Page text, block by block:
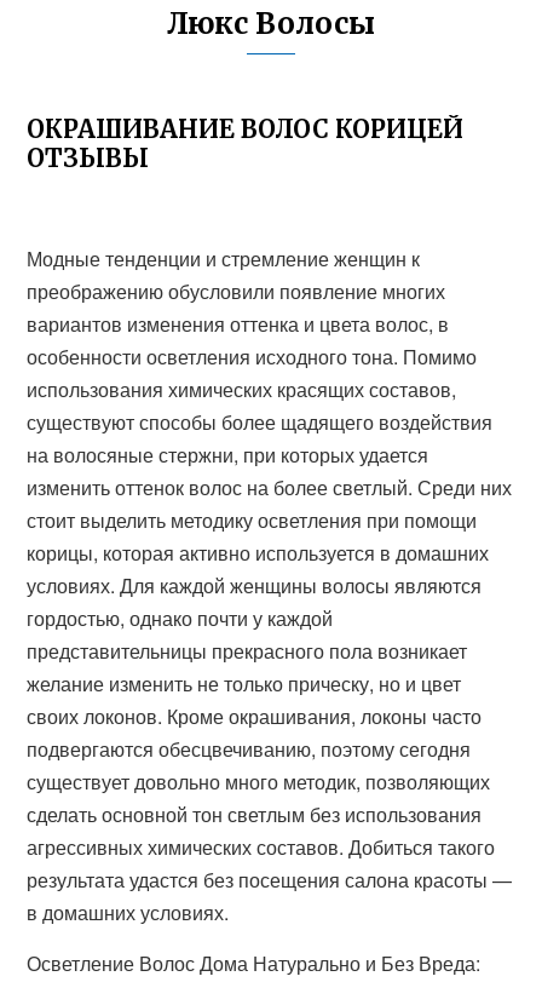
Люкс Волосы
ОКРАШИВАНИЕ ВОЛОС КОРИЦЕЙ
ОТЗЫВЫ
Модные тенденции и стремление женщин к
преображению обусловили появление многих
вариантов изменения оттенка и цвета волос, в
особенности осветления исходного тона. Помимо
использования химических красящих составов,
существуют способы более щадящего воздействия
на волосяные стержни, при которых удается
изменить оттенок волос на более светлый. Среди них
стоит выделить методику осветления при помощи
корицы, которая активно используется в домашних
условиях. Для каждой женщины волосы являются
гордостью, однако почти у каждой
представительницы прекрасного пола возникает
желание изменить не только прическу, но и цвет
своих локонов. Кроме окрашивания, локоны часто
подвергаются обесцвечиванию, поэтому сегодня
существует довольно много методик, позволяющих
сделать основной тон светлым без использования
агрессивных химических составов. Добиться такого
результата удастся без посещения салона красоты —
в домашних условиях.
Осветление Волос Дома Натурально и Без Вреда: